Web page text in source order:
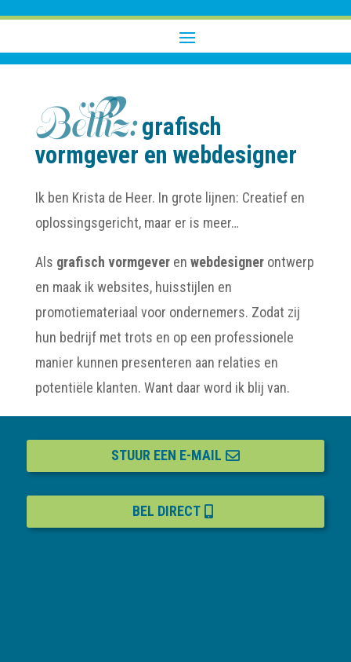
Belliz:grafisch
vormgever en webdesigner
Ik ben Krista de Heer. In grote lijnen: Creatief en
oplossingsgericht, maar er is meer…
Als grafisch vormgeveren webdesignerontwerp
en maak ik websites, huisstijlen en
promotiemateriaal voor ondernemers. Zodat zij
hun bedrijf met trots en op een professionele
manier kunnen presenteren aan relaties en
potentiële klanten. Want daar word ik blij van.
STUUR EEN E-MAIL
BEL DIRECT